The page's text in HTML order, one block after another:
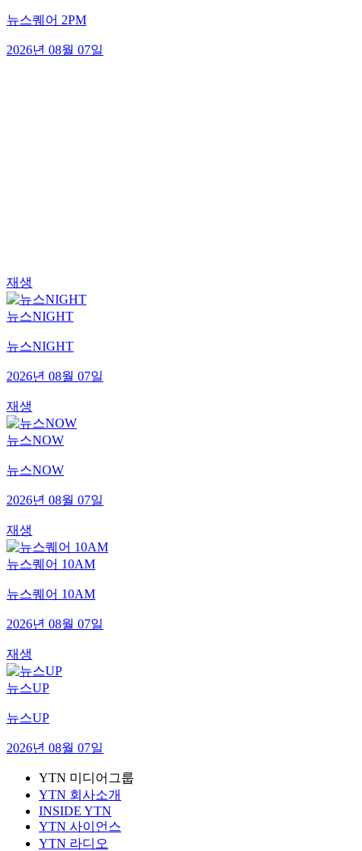
뉴스퀘어 2PM
2026년 08월 07일
재생
뉴스NIGHT
뉴스NIGHT
2026년 08월 07일
재생
뉴스NOW
뉴스NOW
2026년 08월 07일
재생
뉴스퀘어 10AM
뉴스퀘어 10AM
2026년 08월 07일
재생
뉴스UP
뉴스UP
2026년 08월 07일
YTN 미디어그룹
YTN 회사소개
INSIDE YTN
YTN 사이언스
YTN 라디오